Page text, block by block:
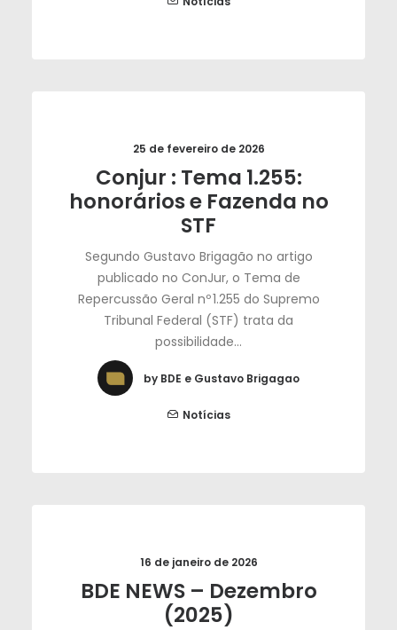
25 de fevereiro de 2026
Conjur : Tema 1.255:
honorários e Fazenda no
STF
Segundo Gustavo Brigagão no artigo
publicado no ConJur, o Tema de
Repercussão Geral nº 1.255 do Supremo
Tribunal Federal (STF) trata da
possibilidade…
by BDE e Gustavo Brigagao
Notícias
16 de janeiro de 2026
BDE NEWS – Dezembro
(2025)